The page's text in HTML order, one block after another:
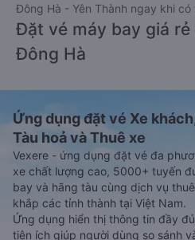
Đông Hà - Yên Thành ngay khi
Đặt vé máy bay giá
Đông Hà
Ứng dụng đặt vé Xe
Tàu hoả và Thuê xe
Vexere - ứng dụng đặt vé đa
xe chất lượng cao, 5000+ tuyến
bay và hãng tàu cùng dịch vụ
khắp các tỉnh thành tại Việt Nam.
Ứng dụng hiển thị thông tin đầy
tiện ích giúp người dùng so sánh